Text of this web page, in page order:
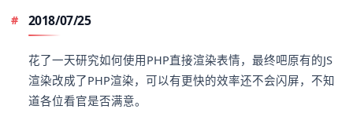
2018/07/25
花了一天研究如何使用PHP直接渲染表情，最终吧原有的JS
渲染改成了PHP渲染，可以有更快的效率还不会闪屏，不知
道各位看官是否满意。